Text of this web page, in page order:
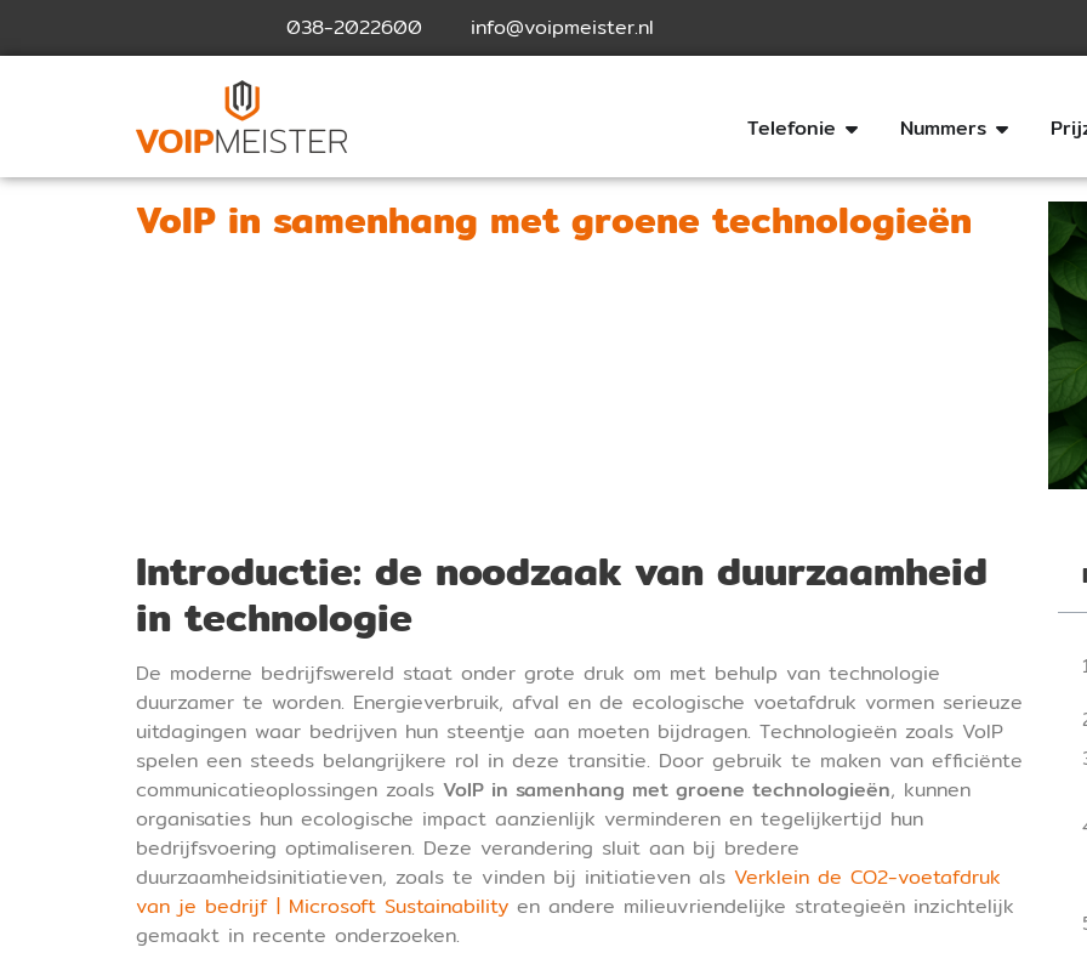
038-2022600 info@voipmeister.nl
Telefonie Nummers
VoIP in samenhang met groene technologieën
Introductie: de noodzaak van duurzaamheid
in technologie
De moderne bedrijfswereld staat onder grote druk om met behulp van technologie
duurzamer te worden. Energieverbruik, afval en de ecologische voetafdruk vormen serieuze
uitdagingen waar bedrijven hun steentje aan moeten bijdragen. Technologieën zoals VoIP
spelen een steeds belangrijkere rol in deze transitie. Door gebruik te maken van efficiënte
communicatieoplossingen zoals VoIP in samenhang met groene technologieën, kunnen
organisaties hun ecologische impact aanzienlijk verminderen en tegelijkertijd hun
bedrijfsvoering optimaliseren. Deze verandering sluit aan bij bredere
duurzaamheidsinitiatieven, zoals te vinden bij initiatieven als Verklein de CO2-voetafdruk
van je bedrijf | Microsoft Sustainability en andere milieuvriendelijke strategieën inzichtelijk
gemaakt in recente onderzoeken.